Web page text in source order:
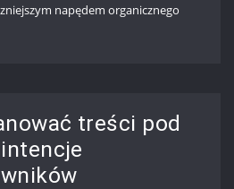
napędem organicznego
treści pod